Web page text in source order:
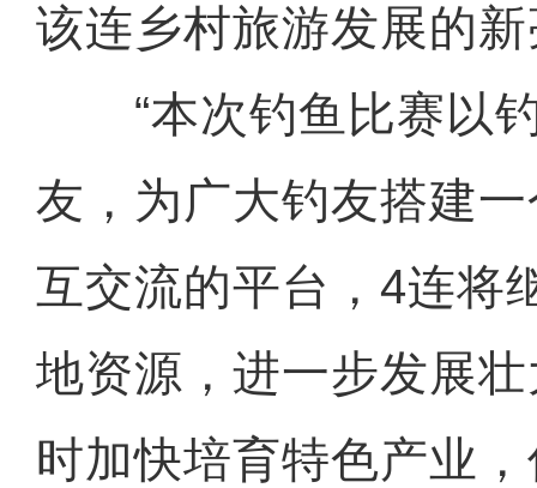
该连乡村旅游发展的
“本次钓鱼比赛以钓
友，为广大钓友搭建
互交流的平台，4连将
地资源，进一步发展
时加快培育特色产业